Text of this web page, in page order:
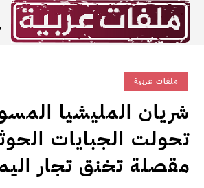
ملفات عربية
شريان المليشيا
تحولت الجبايات
مقصلة تخنق تجار